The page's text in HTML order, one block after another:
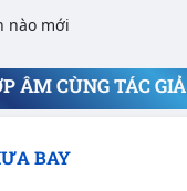
nào mới
ÂM CÙNG TÁC GIẢ
BAY